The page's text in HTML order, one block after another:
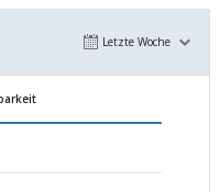
Letzte Woche